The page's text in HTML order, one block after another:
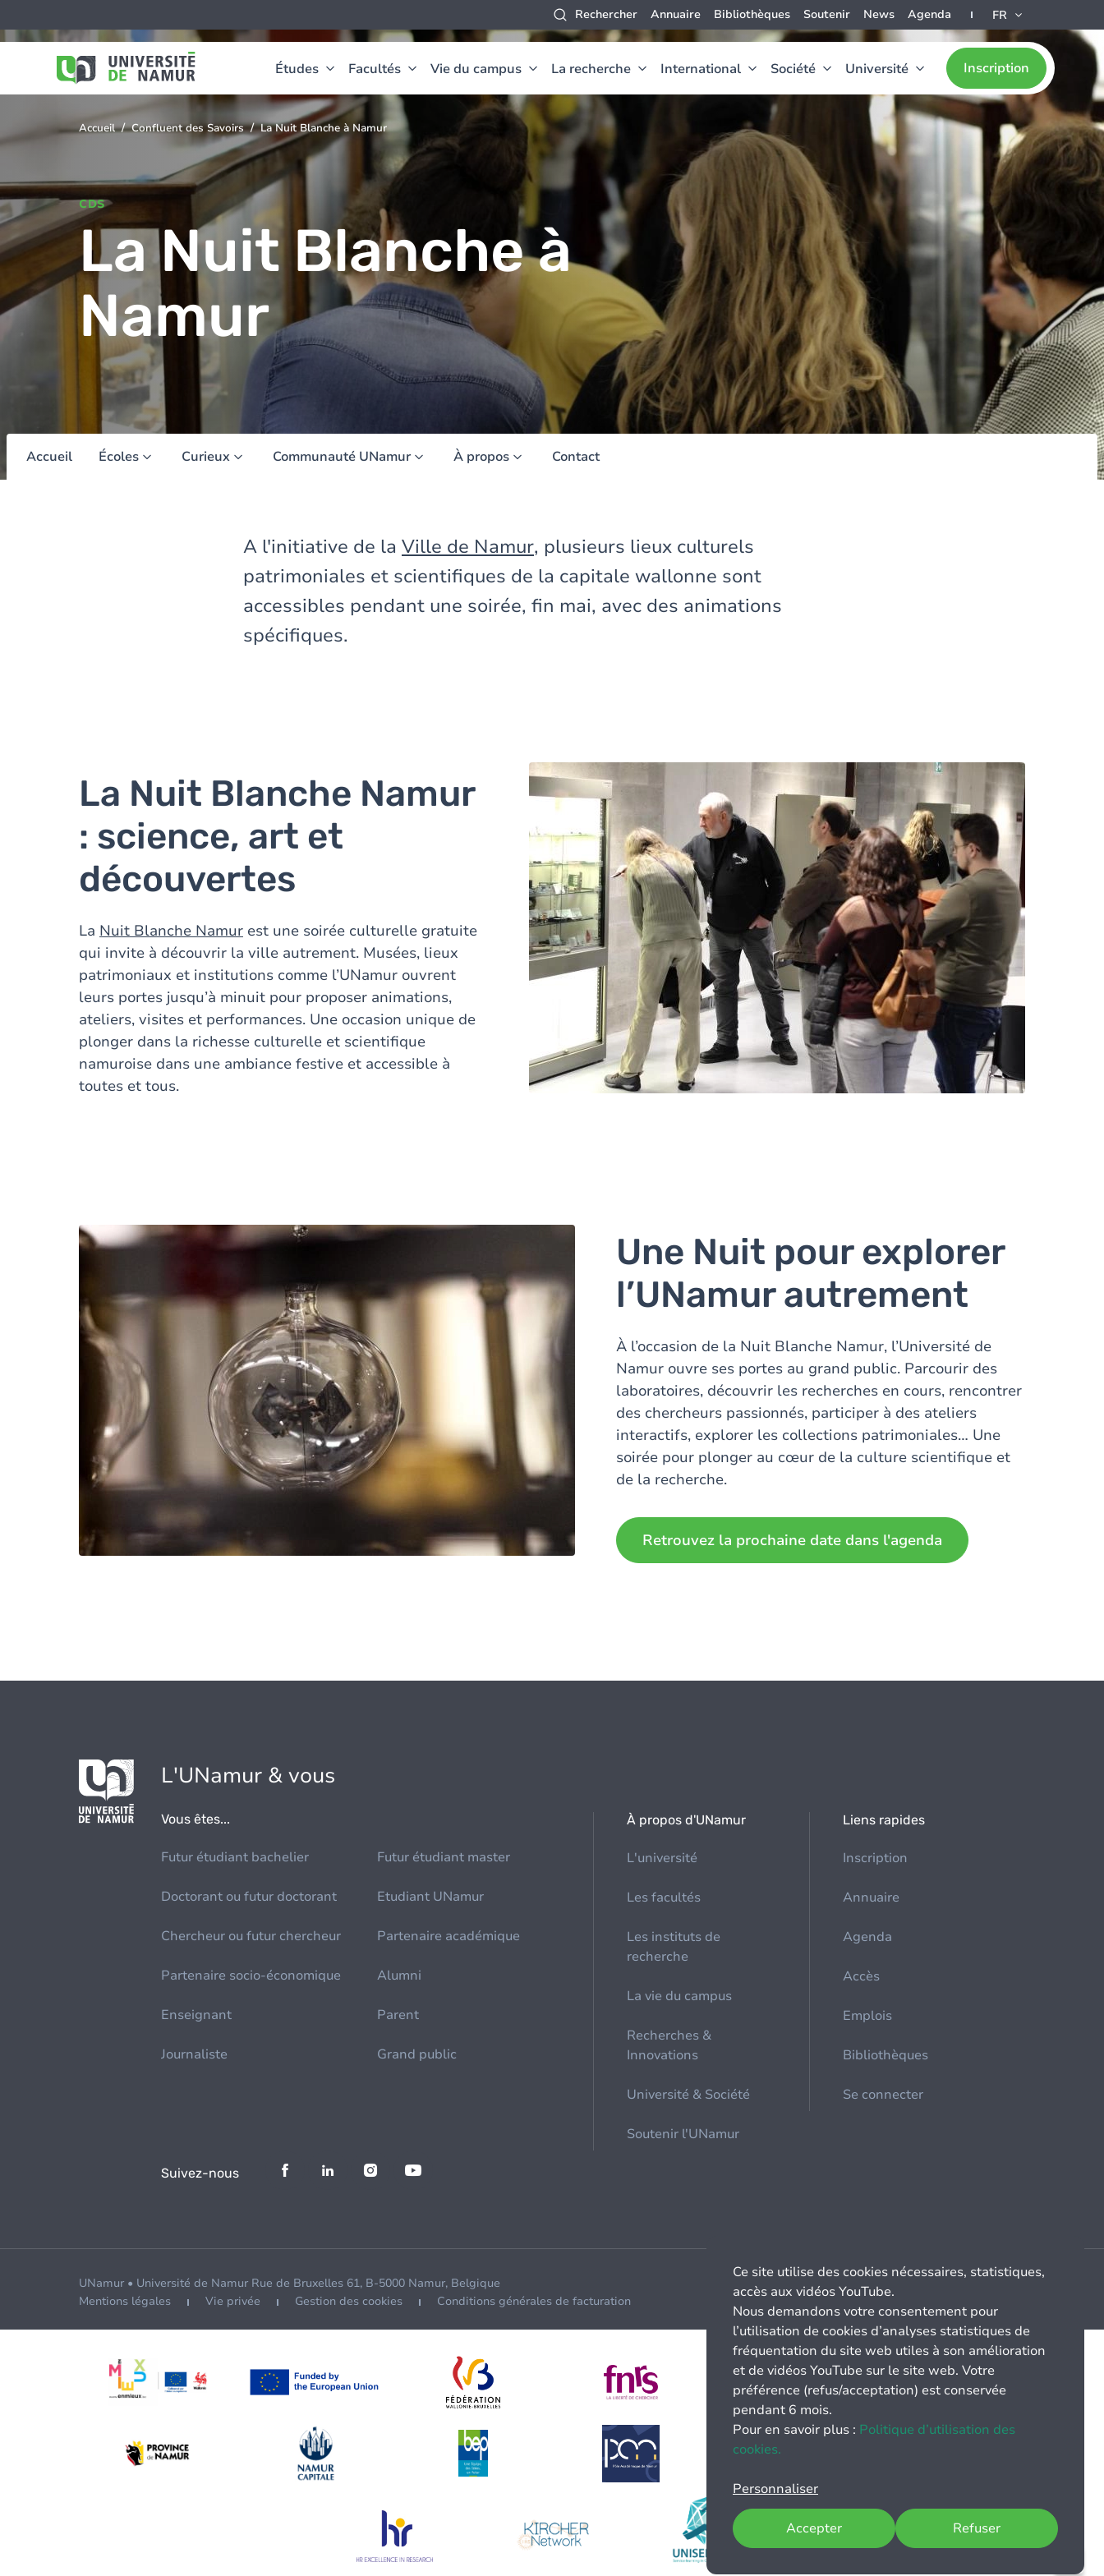
Rechercher Annuaire Bibliothèques Soutenir News Agenda FR
Études Facultés Vie du campus La recherche International Société Université Inscription
au
CDS
La Nuit Blanche à
Namur
You
Accueil Confluent des Savoirs La Nuit Blanche à Namur
Accueil Écoles Curieux Communauté UNamur À propos Contact
A l'initiative de la Ville de Namur, plusieurs lieux culturels
patrimoniales et scientifiques de la capitale wallonne sont
accessibles pendant une soirée, fin mai, avec des animations
spécifiques.
La Nuit Blanche Namur
: science, art et
découvertes
La Nuit Blanche Namur est une soirée culturelle gratuite
qui invite à découvrir la ville autrement. Musées, lieux
patrimoniaux et institutions comme l’UNamur ouvrent
leurs portes jusqu’à minuit pour proposer animations,
ateliers, visites et performances. Une occasion unique de
plonger dans la richesse culturelle et scientifique
namuroise dans une ambiance festive et accessible à
toutes et tous.
Une Nuit pour explorer
l’UNamur autrement
À l’occasion de la Nuit Blanche Namur, l’Université de
Namur ouvre ses portes au grand public. Parcourir des
laboratoires, découvrir les recherches en cours, rencontrer
des chercheurs passionnés, participer à des ateliers
interactifs, explorer les collections patrimoniales… Une
soirée pour plonger au cœur de la culture scientifique et
de la recherche.
Retrouvez la prochaine date dans l'agenda
L'UNamur & vous
Vous êtes...
Futur étudiant bachelier Futur étudiant master
Doctorant ou futur doctorant Etudiant UNamur
Chercheur ou futur chercheur Partenaire académique
Partenaire socio-économique Alumni
Enseignant Parent
Journaliste Grand public
À propos d'UNamur
L'université
Les facultés
Les instituts de
recherche
La vie du campus
Recherches &
Innovations
Université & Société
Soutenir l'UNamur
Liens rapides
Inscription
Annuaire
Agenda
Accès
Emplois
Bibliothèques
Se connecter
Suivez-nous
UNamur • Université de Namur Rue de Bruxelles 61, B-5000 Namur, Belgique
Mentions légales
Vie privée Gestion des cookies Conditions générales de facturation
Ce site utilise des cookies nécessaires, statistiques,
accès aux vidéos YouTube.
Nous demandons votre consentement pour
l’utilisation de cookies d’analyses statistiques de
fréquentation du site web utiles à son amélioration
et de vidéos YouTube sur le site web. Votre
préférence (refus/acceptation) est conservée
pendant 6 mois.
Pour en savoir plus : Politique d’utilisation des
cookies.
Personnaliser
Refuser
Accepter